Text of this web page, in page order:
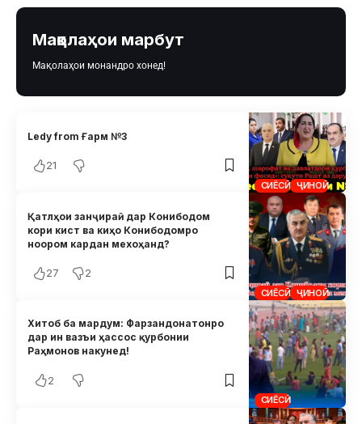
Мақолаҳои марбут
Мақолаҳои монандро хонед!
СИЁСӢ ҶИНОӢ
Ledy from Ғарм №3
21
СИЁСӢ ҶИНОӢ
Қатлҳои занҷираӣ дар Конибодом
кори кист ва киҳо Конибодомро
ноором кардан мехоҳанд?
27 2
СИЁСӢ
Хитоб ба мардум: Фарзандонатонро
дар ин вазъи ҳассос қурбонии
Раҳмонов накунед!
2